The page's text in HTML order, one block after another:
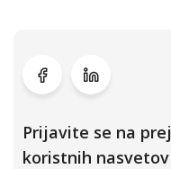
Prijavite se na
koristnih nasvetov